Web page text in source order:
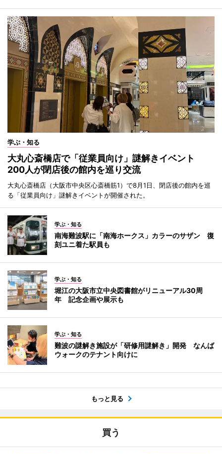
学ぶ・知る
大丸心斎橋店で「従業員向け」謎解きイベント
200人が閉店後の館内を巡り交流
大丸心斎橋店（大阪市中央区心斎橋筋1）で8月1日、閉店後の館内を巡
る「従業員向け」謎解きイベントが開催された。
学ぶ・知る
南海難波駅に「南海ホークス」カラーのサザン 復
刻ユニ着た駅員も
学ぶ・知る
堀江の大阪市立中央図書館がリニューアル30周
年 記念企画や展示も
学ぶ・知る
難波の謎解き施設が「研修用謎解き」開発 なんば
ウォークのテナント向けに
もっと見る
買う